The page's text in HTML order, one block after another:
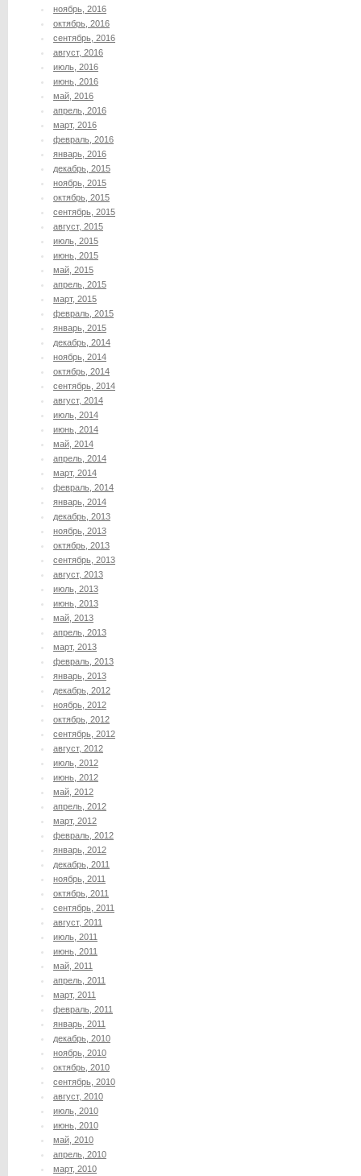
ноябрь, 2016
октябрь, 2016
сентябрь, 2016
август, 2016
июль, 2016
июнь, 2016
май, 2016
апрель, 2016
март, 2016
февраль, 2016
январь, 2016
декабрь, 2015
ноябрь, 2015
октябрь, 2015
сентябрь, 2015
август, 2015
июль, 2015
июнь, 2015
май, 2015
апрель, 2015
март, 2015
февраль, 2015
январь, 2015
декабрь, 2014
ноябрь, 2014
октябрь, 2014
сентябрь, 2014
август, 2014
июль, 2014
июнь, 2014
май, 2014
апрель, 2014
март, 2014
февраль, 2014
январь, 2014
декабрь, 2013
ноябрь, 2013
октябрь, 2013
сентябрь, 2013
август, 2013
июль, 2013
июнь, 2013
май, 2013
апрель, 2013
март, 2013
февраль, 2013
январь, 2013
декабрь, 2012
ноябрь, 2012
октябрь, 2012
сентябрь, 2012
август, 2012
июль, 2012
июнь, 2012
май, 2012
апрель, 2012
март, 2012
февраль, 2012
январь, 2012
декабрь, 2011
ноябрь, 2011
октябрь, 2011
сентябрь, 2011
август, 2011
июль, 2011
июнь, 2011
май, 2011
апрель, 2011
март, 2011
февраль, 2011
январь, 2011
декабрь, 2010
ноябрь, 2010
октябрь, 2010
сентябрь, 2010
август, 2010
июль, 2010
июнь, 2010
май, 2010
апрель, 2010
март, 2010